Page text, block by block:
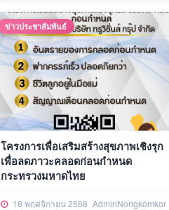
ข่าวประชาสัมพันธ์
โครงการเพื่อเสริมสร้างสุขภาพเชิงรุก
เพื่อลดภาวะคลอดก่อนกำหนด
กระทรวงมหาดไทย
18 พฤศจิกายน 2568 AdminNongkomkor